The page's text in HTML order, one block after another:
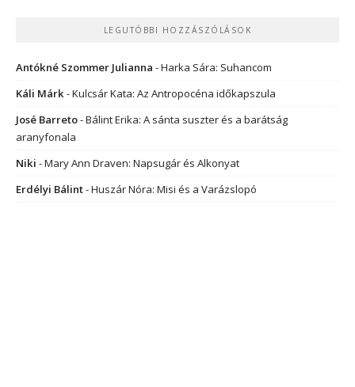
LEGUTÓBBI HOZZÁSZÓLÁSOK
Antókné Szommer Julianna -Harka Sára: Suhancom
Káli Márk-Kulcsár Kata: Az Antropocéna időkapszula
José Barreto-Bálint Erika: A sánta suszter és a barátság
aranyfonala
Niki -Mary Ann Draven: Napsugár és Alkonyat
Erdélyi Bálint-Huszár Nóra: Misi és a Varázslopó